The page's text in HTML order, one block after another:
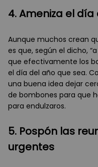
4. Ameniza el
Aunque muchos crean
es que, según el dicho,
que efectivamente los
el día del año que sea.
una buena idea dejar
de bombones para que
para endulzaros.
5. Pospón las
urgentes